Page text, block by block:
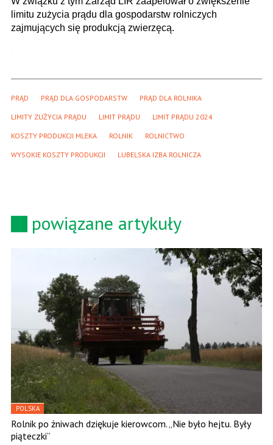
limitu zużycia prądu dla gospodarstw rolniczych
zajmujących się produkcją zwierzęcą.
PRĄD PRĄD DLA GOSPODARSTW PRĄD DLA ROLNIKA
LIMITY ZUŻYCIA PRĄDU LIMIT PRĄDU LIMIT PRĄDU 2024
KOSZTY PRODUKCJI MLEKA ROLNIK ROLNICTWO
WYSOKIE KOSZTY PRODUKCJI LUBELSKA IZBA ROLNICZA
powiązane artykuły
POLSKA
Rolnik po żniwach dziękuje kierowcom. „Nie było hejtu. Były
piąteczki”